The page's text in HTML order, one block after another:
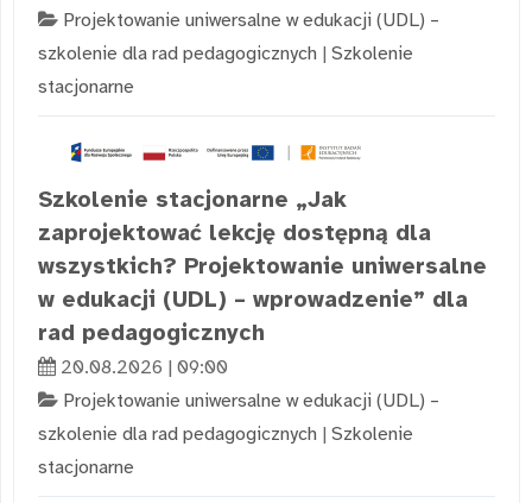
Projektowanie uniwersalne w edukacji (UDL) –
szkolenie dla rad pedagogicznych | Szkolenie
stacjonarne
Szkolenie stacjonarne „Jak
zaprojektować lekcję dostępną dla
wszystkich? Projektowanie uniwersalne
w edukacji (UDL) – wprowadzenie” dla
rad pedagogicznych
20.08.2026 | 09:00
Projektowanie uniwersalne w edukacji (UDL) –
szkolenie dla rad pedagogicznych | Szkolenie
stacjonarne